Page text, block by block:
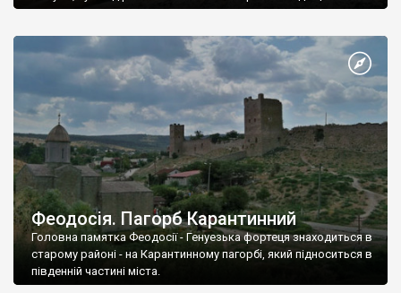
Феодосія. Пагорб Карантинний
Головна памятка Феодосії - Генуезька фортеця знаходиться в
старому районі - на Карантинному пагорбі, який підноситься в
південній частині міста.